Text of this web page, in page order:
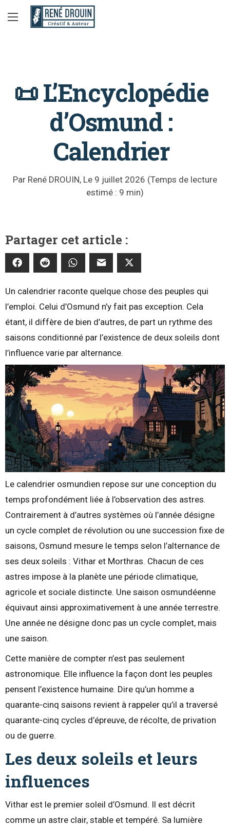
📜 L’Encyclopédie
d’Osmund :
Calendrier
Par René DROUIN, Le 9 juillet 2026 (Temps de lecture
estimé : 9 min)
Partager cet article :
Un calendrier raconte quelque chose des peuples qui
l’emploi. Celui d’Osmund n’y fait pas exception. Cela
étant, il diffère de bien d’autres, de part un rythme des
saisons conditionné par l’existence de deux soleils dont
l’influence varie par alternance.
Le calendrier osmundien repose sur une conception du
temps profondément liée à l’observation des astres.
Contrairement à d’autres systèmes où l’année désigne
un cycle complet de révolution ou une succession fixe de
saisons, Osmund mesure le temps selon l’alternance de
ses deux soleils : Vithar et Morthras. Chacun de ces
astres impose à la planète une période climatique,
agricole et sociale distincte. Une saison osmundéenne
équivaut ainsi approximativement à une année terrestre.
Une année ne désigne donc pas un cycle complet, mais
une saison.
Cette manière de compter n’est pas seulement
astronomique. Elle influence la façon dont les peuples
pensent l’existence humaine. Dire qu’un homme a
quarante-cinq saisons revient à rappeler qu’il a traversé
quarante-cinq cycles d’épreuve, de récolte, de privation
ou de guerre.
Les deux soleils et leurs
influences
Vithar est le premier soleil d’Osmund. Il est décrit
comme un astre clair, stable et tempéré. Sa lumière